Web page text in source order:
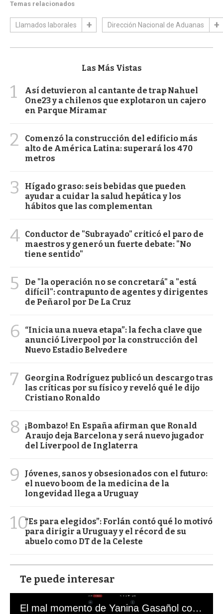
Temas relacionados
Llamados laborales Dirección Nacional de Aduanas
Las Más Vistas
1
Así detuvieron al cantante de trap Nahuel
One23 y a chilenos que explotaron un cajero
en Parque Miramar
2
Comenzó la construcción del edificio más
alto de América Latina: superará los 470
metros
3
Hígado graso: seis bebidas que pueden
ayudar a cuidar la salud hepática y los
hábitos que las complementan
4 Conductor de "Subrayado" criticó el paro de
maestros y generó un fuerte debate: "No
tiene sentido"
5
De "la operación no se concretará" a "está
difícil": contrapunto de agentes y dirigentes
de Peñarol por De La Cruz
6
“Inicia una nueva etapa”: la fecha clave que
anunció Liverpool por la construcción del
Nuevo Estadio Belvedere
7
Georgina Rodríguez publicó un descargo tras
las críticas por su físico y reveló qué le dijo
Cristiano Ronaldo
8
¡Bombazo! En España afirman que Ronald
Araujo deja Barcelona y será nuevo jugador
del Liverpool de Inglaterra
9
Jóvenes, sanos y obsesionados con el futuro:
el nuevo boom de la medicina de la
longevidad llega a Uruguay
10“Es para elegidos”: Forlán contó qué lo motivó
para dirigir a Uruguay y el récord de su
abuelo como DT de la Celeste
Te puede interesar
El mal momento de Yanina Gasañol con un hincha argentino en "Subrayado"